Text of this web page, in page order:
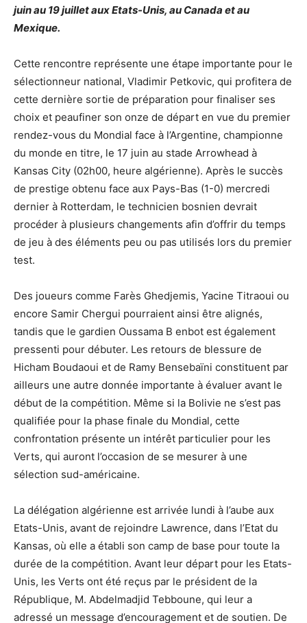
juin au 19 juillet aux Etats-Unis, au Canada et au
Mexique.
Cette rencontre représente une étape importante pour le
sélectionneur national, Vladimir Petkovic, qui profitera de
cette dernière sortie de préparation pour finaliser ses
choix et peaufiner son onze de départ en vue du premier
rendez-vous du Mondial face à l’Argentine, championne
du monde en titre, le 17 juin au stade Arrowhead à
Kansas City (02h00, heure algérienne). Après le succès
de prestige obtenu face aux Pays-Bas (1-0) mercredi
dernier à Rotterdam, le technicien bosnien devrait
procéder à plusieurs changements afin d’offrir du temps
de jeu à des éléments peu ou pas utilisés lors du premier
test.
Des joueurs comme Farès Ghedjemis, Yacine Titraoui ou
encore Samir Chergui pourraient ainsi être alignés,
tandis que le gardien Oussama B enbot est également
pressenti pour débuter. Les retours de blessure de
Hicham Boudaoui et de Ramy Bensebaïni constituent par
ailleurs une autre donnée importante à évaluer avant le
début de la compétition. Même si la Bolivie ne s’est pas
qualifiée pour la phase finale du Mondial, cette
confrontation présente un intérêt particulier pour les
Verts, qui auront l’occasion de se mesurer à une
sélection sud-américaine.
La délégation algérienne est arrivée lundi à l’aube aux
Etats-Unis, avant de rejoindre Lawrence, dans l’Etat du
Kansas, où elle a établi son camp de base pour toute la
durée de la compétition. Avant leur départ pour les Etats-
Unis, les Verts ont été reçus par le président de la
République, M. Abdelmadjid Tebboune, qui leur a
adressé un message d’encouragement et de soutien. De